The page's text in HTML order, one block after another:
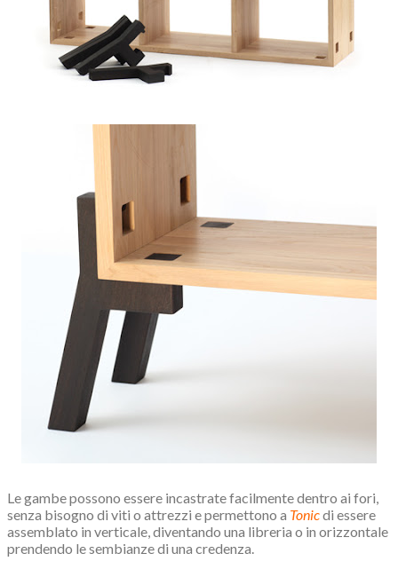
Le gambe possono essere incastrate facilmente dentro ai fori,
senza bisogno di viti o attrezzi e permettono a Tonicdi essere
assemblato in verticale, diventando una libreria o in orizzontale
prendendo le sembianze di una credenza.